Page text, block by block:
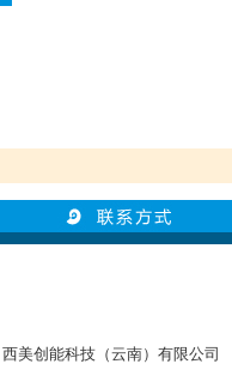
西美创能科技（云南）有限公司